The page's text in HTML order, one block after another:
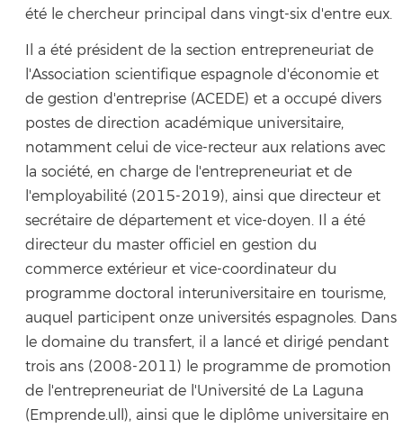
été le chercheur principal dans vingt-six d'entre eux.
Il a été président de la section entrepreneuriat de
l'Association scientifique espagnole d'économie et
de gestion d'entreprise (ACEDE) et a occupé divers
postes de direction académique universitaire,
notamment celui de vice-recteur aux relations avec
la société, en charge de l'entrepreneuriat et de
l'employabilité (2015-2019), ainsi que directeur et
secrétaire de département et vice-doyen. Il a été
directeur du master officiel en gestion du
commerce extérieur et vice-coordinateur du
programme doctoral interuniversitaire en tourisme,
auquel participent onze universités espagnoles. Dans
le domaine du transfert, il a lancé et dirigé pendant
trois ans (2008-2011) le programme de promotion
de l'entrepreneuriat de l'Université de La Laguna
(Emprende.ull), ainsi que le diplôme universitaire en